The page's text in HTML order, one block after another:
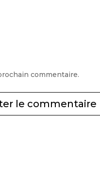
commentaire.